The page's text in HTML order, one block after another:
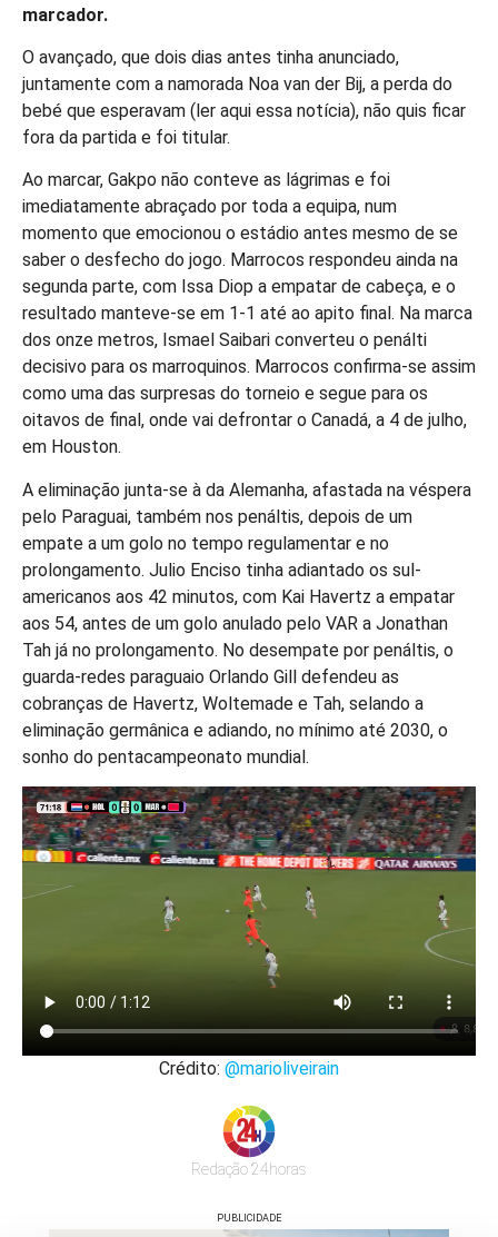
marcador.
O avançado, que dois dias antes tinha anunciado,
juntamente com a namorada Noa van der Bij, a perda do
bebé que esperavam (ler aqui essa notícia), não quis ficar
fora da partida e foi titular.
Ao marcar, Gakpo não conteve as lágrimas e foi
imediatamente abraçado por toda a equipa, num
momento que emocionou o estádio antes mesmo de se
saber o desfecho do jogo. Marrocos respondeu ainda na
segunda parte, com Issa Diop a empatar de cabeça, e o
resultado manteve-se em 1-1 até ao apito final. Na marca
dos onze metros, Ismael Saibari converteu o penálti
decisivo para os marroquinos. Marrocos confirma-se assim
como uma das surpresas do torneio e segue para os
oitavos de final, onde vai defrontar o Canadá, a 4 de julho,
em Houston.
A eliminação junta-se à da Alemanha, afastada na véspera
pelo Paraguai, também nos penáltis, depois de um
empate a um golo no tempo regulamentar e no
prolongamento. Julio Enciso tinha adiantado os sul-
americanos aos 42 minutos, com Kai Havertz a empatar
aos 54, antes de um golo anulado pelo VAR a Jonathan
Tah já no prolongamento. No desempate por penáltis, o
guarda-redes paraguaio Orlando Gill defendeu as
cobranças de Havertz, Woltemade e Tah, selando a
eliminação germânica e adiando, no mínimo até 2030, o
sonho do pentacampeonato mundial.
Crédito: @marioliveirain
Redação 24horas
PUBLICIDADE